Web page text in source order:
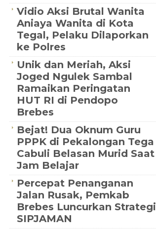
Vidio Aksi Brutal Wanita
Aniaya Wanita di Kota
Tegal, Pelaku Dilaporkan
ke Polres
Unik dan Meriah, Aksi
Joged Ngulek Sambal
Ramaikan Peringatan
HUT RI di Pendopo
Brebes
Bejat! Dua Oknum Guru
PPPK di Pekalongan Tega
Cabuli Belasan Murid Saat
Jam Belajar
Percepat Penanganan
Jalan Rusak, Pemkab
Brebes Luncurkan Strategi
SIPJAMAN